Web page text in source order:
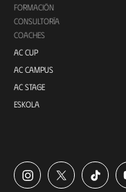
FORMACIÓN
CONSULTORÍA
COACHES
AC CUP
AC CAMPUS
AC STAGE
ESKOLA